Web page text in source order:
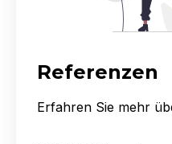
Referenzen
Erfahren Sie mehr